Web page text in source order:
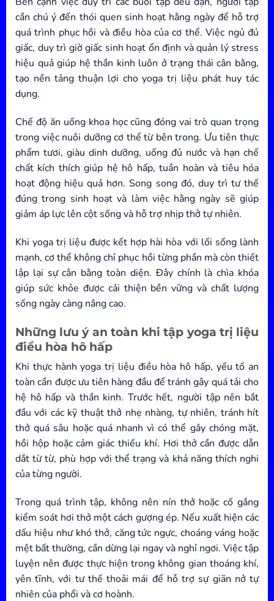
cần chú ý đến thói quen sinh hoạt hằng ngày để hỗ trợ
quá trình phục hồi và điều hòa của cơ thể. Việc ngủ đủ
giấc, duy trì giờ giấc sinh hoạt ổn định và quản lý stress
hiệu quả giúp hệ thần kinh luôn ở trạng thái cân bằng,
tạo nền tảng thuận lợi cho yoga trị liệu phát huy tác
dụng.
Chế độ ăn uống khoa học cũng đóng vai trò quan trọng
trong việc nuôi dưỡng cơ thể từ bên trong. Ưu tiên thực
phẩm tươi, giàu dinh dưỡng, uống đủ nước và hạn chế
chất kích thích giúp hệ hô hấp, tuần hoàn và tiêu hóa
hoạt động hiệu quả hơn. Song song đó, duy trì tư thế
đúng trong sinh hoạt và làm việc hằng ngày sẽ giúp
giảm áp lực lên cột sống và hỗ trợ nhịp thở tự nhiên.
Khi yoga trị liệu được kết hợp hài hòa với lối sống lành
mạnh, cơ thể không chỉ phục hồi từng phần mà còn thiết
lập lại sự cân bằng toàn diện. Đây chính là chìa khóa
giúp sức khỏe được cải thiện bền vững và chất lượng
sống ngày càng nâng cao.
Những lưu ý an toàn khi tập yoga trị liệu
điều hòa hô hấp
Khi thực hành yoga trị liệu điều hòa hô hấp, yếu tố an
toàn cần được ưu tiên hàng đầu để tránh gây quá tải cho
hệ hô hấp và thần kinh. Trước hết, người tập nên bắt
đầu với các kỹ thuật thở nhẹ nhàng, tự nhiên, tránh hít
thở quá sâu hoặc quá nhanh vì có thể gây chóng mặt,
hồi hộp hoặc cảm giác thiếu khí. Hơi thở cần được dẫn
dắt từ từ, phù hợp với thể trạng và khả năng thích nghi
của từng người.
Trong quá trình tập, không nên nín thở hoặc cố gắng
kiểm soát hơi thở một cách gượng ép. Nếu xuất hiện các
dấu hiệu như khó thở, căng tức ngực, choáng váng hoặc
mệt bất thường, cần dừng lại ngay và nghỉ ngơi. Việc tập
luyện nên được thực hiện trong không gian thoáng khí,
yên tĩnh, với tư thế thoải mái để hỗ trợ sự giãn nở tự
nhiên của phổi và cơ hoành.